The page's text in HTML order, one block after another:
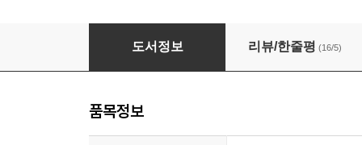
나는 학생이다
도서정보 리뷰/한줄평 (16/5)
품목정보